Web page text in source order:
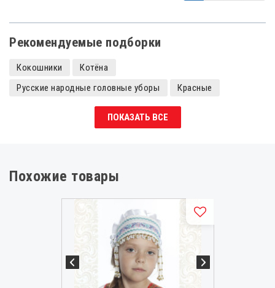
Рекомендуемые подборки
Кокошники
Котёна
Русские народные головные уборы
Красные
Кокошники с камнями
Кокошники детские
ПОКАЗАТЬ ВСЕ
Похожие товары